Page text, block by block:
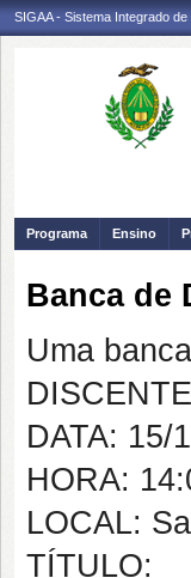
SIGAA - Sistema Integrado
Programa Ensino
Banca de
Uma
DATA: 15/
HORA:
LOCAL:
TÍTULO: